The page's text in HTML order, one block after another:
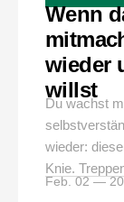
Wenn
wieder
willst
Du wachst
wieder:
Knie.
Feb. 02 —